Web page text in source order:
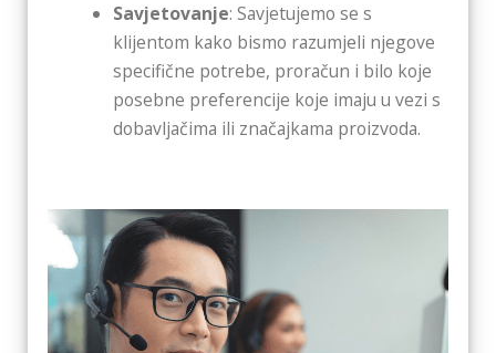
Savjetovanje: Savjetujemo se s
klijentom kako bismo razumjeli njegove
specifične potrebe, proračun i bilo koje
posebne preferencije koje imaju u vezi s
dobavljačima ili značajkama proizvoda.